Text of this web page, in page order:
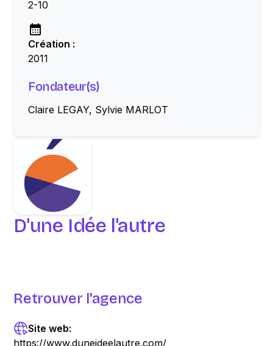
D'une Idée l'autre
2-10
Création :
2011
Fondateur(s)
Claire LEGAY, Sylvie MARLOT
Retrouver l'agence
Site web:
https://www.duneideelautre.com/